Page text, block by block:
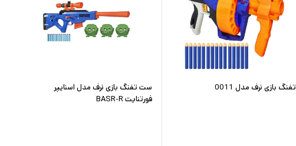
تفنگ بازی نرف مدل 0011
ست تفنگ بازی نرف مدل اسنایپر
فورتنایت BASR-R